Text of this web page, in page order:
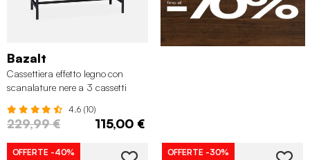
Bazalt
Cassettiera effetto legno con
scanalature nere a 3 cassetti
4.6 (10)
229,99 € 115,00 €
OFFERTE -40% OFFERTE -30%